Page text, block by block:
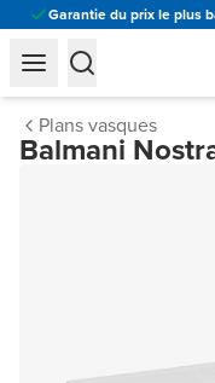
Garantie du prix le plus
Plans vasques
Balmani